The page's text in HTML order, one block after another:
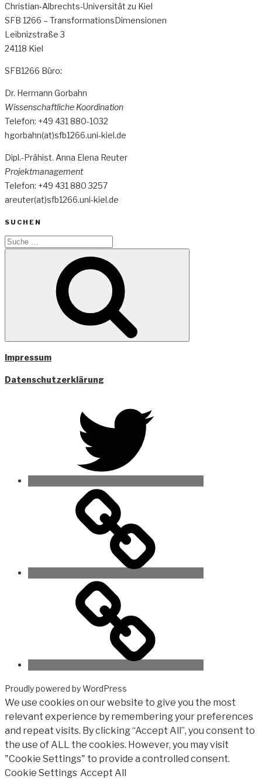
Christian-Albrechts-Universität zu Kiel
SFB 1266 – TransformationsDimensionen
Leibnizstraße 3
24118 Kiel
SFB1266 Büro:
Dr. Hermann Gorbahn
Wissenschaftliche Koordination
Telefon: +49 431 880-1032
hgorbahn(at)sfb1266.uni-kiel.de
Dipl.-Prähist. Anna Elena Reuter
Projektmanagement
Telefon: +49 431 880 3257
areuter(at)sfb1266.uni-kiel.de
SUCHEN
Suche
Impressum
Datenschutzerklärung
Proudly powered by WordPress
We use cookies on our website to give you the most
relevant experience by remembering your preferences
and repeat visits. By clicking “Accept All”, you consent to
the use of ALL the cookies. However, you may visit
"Cookie Settings" to provide a controlled consent.
Cookie Settings Accept All